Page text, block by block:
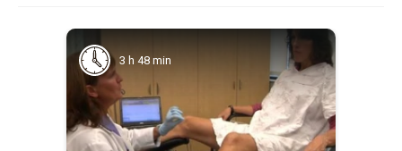
3 h 48 min